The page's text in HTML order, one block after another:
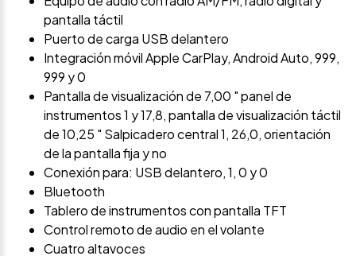
pantalla táctil
Puerto de carga USB delantero
Integración móvil Apple CarPlay, Android Auto, 999,
999 y 0
Pantalla de visualización de 7,00 " panel de
instrumentos 1 y 17,8, pantalla de visualización táctil
de 10,25 " Salpicadero central 1, 26,0, orientación
de la pantalla fija y no
Conexión para: USB delantero, 1, 0 y 0
Bluetooth
Tablero de instrumentos con pantalla TFT
Control remoto de audio en el volante
Cuatro altavoces